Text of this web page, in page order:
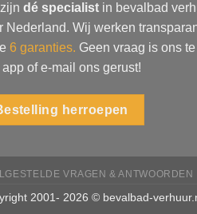
dé specialist in bevalbad
Nederland. Wij werken
6 garanties. Geen vraag is ons
app of e-mail ons gerust!
herroepen
VRAGEN & ANTWOORDEN
2001- 2026 © bevalbad-